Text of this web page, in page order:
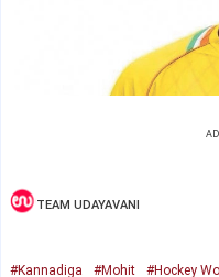
TEAM UDAYAVANI
#Kannadiga #Mohit #Hockey